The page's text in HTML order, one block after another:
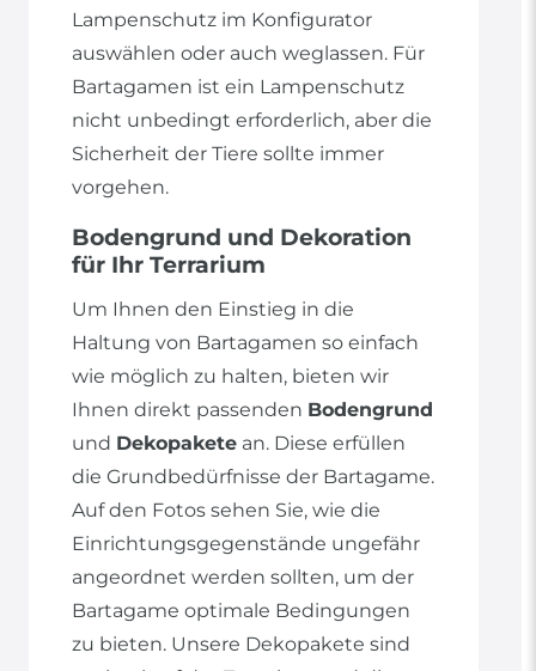
Lampenschutz im Konfigurator
auswählen oder auch weglassen. Für
Bartagamen ist ein Lampenschutz
nicht unbedingt erforderlich, aber die
Sicherheit der Tiere sollte immer
vorgehen.
Bodengrund und Dekoration
für Ihr Terrarium
Um Ihnen den Einstieg in die
Haltung von Bartagamen so einfach
wie möglich zu halten, bieten wir
Ihnen direkt passenden Bodengrund
und Dekopakete an. Diese erfüllen
die Grundbedürfnisse der Bartagame.
Auf den Fotos sehen Sie, wie die
Einrichtungsgegenstände ungefähr
angeordnet werden sollten, um der
Bartagame optimale Bedingungen
zu bieten. Unsere Dekopakete sind